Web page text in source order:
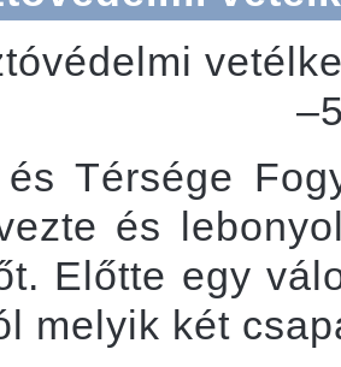
Térsége
és
Előtte egy
melyik két